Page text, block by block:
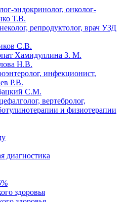
эндокринолог, онколог-
Т.В.
репродуктолог, врач УЗД
С.В.
Хамидуллина З. М.
Н.В.
инфекционист,
Р.В.
С.М.
вертебролог,
и физиотерапии
диагностика
здоровья